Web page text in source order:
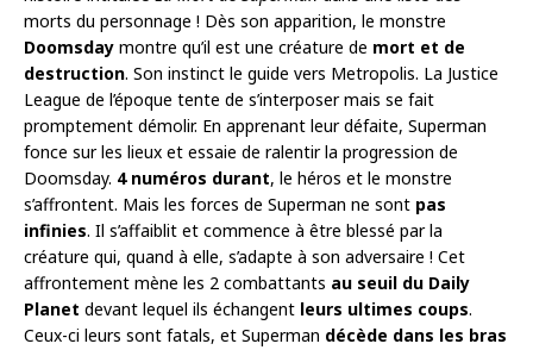
morts du personnage ! Dès son apparition, le monstre
Doomsday montre qu’il est une créature de mort et de
destruction. Son instinct le guide vers Metropolis. La Justice
League de l’époque tente de s’interposer mais se fait
promptement démolir. En apprenant leur défaite, Superman
fonce sur les lieux et essaie de ralentir la progression de
Doomsday. 4 numéros durant, le héros et le monstre
s’affrontent. Mais les forces de Superman ne sont pas
infinies. Il s’affaiblit et commence à être blessé par la
créature qui, quand à elle, s’adapte à son adversaire ! Cet
affrontement mène les 2 combattants au seuil du Daily
Planet devant lequel ils échangent leurs ultimes coups.
Ceux-ci leurs sont fatals, et Superman décède dans les bras